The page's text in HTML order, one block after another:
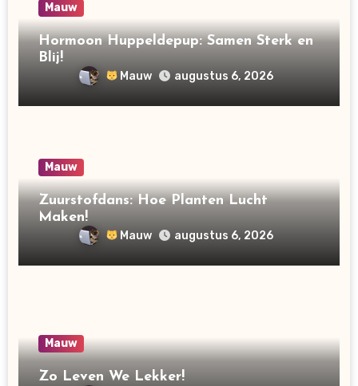
Mauw
Hormoon Huppeldepup: Samen Sterk en
Blij!
Mauw augustus 6, 2026
Mauw
Zuurstofdans: Hoe Planten Lucht
Maken!
Mauw augustus 6, 2026
Mauw
Zo Leven We Lekker!